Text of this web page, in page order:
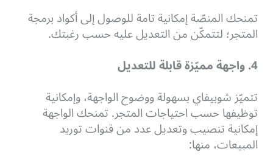
تمنحك المنصّة إمكانية تامة للوصول إلى أكواد برمجة
المتجر؛ لتتمكّن من التعديل عليه حسب رغبتك.
4. واجهة مميّزة قابلة للتعديل
تتميّز شوبيفاي بسهولة ووضوح الواجهة، وإمكانية
توظيفها حسب احتياجات المتجر. تمنحك الواجهة
إمكانية تنصيب وتعديل عدد من قنوات توريد
المبيعات، منها: